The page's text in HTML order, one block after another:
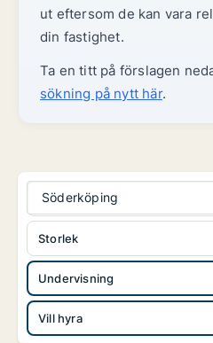
ut eftersom de kan vara
din fastighet.
Ta en titt på förslagen
sökning på nytt här.
Söderköping
Undervisning
Vill hyra
Storlek